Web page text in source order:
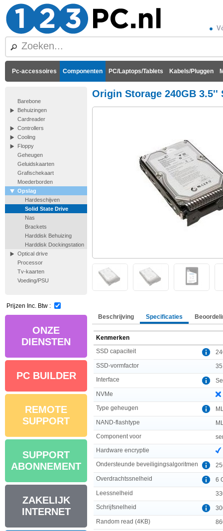
Pc-accessoires Componenten PC/Laptops/Tablets Kabels/Pluggen
Barebone
Behuizingen
Cardreader
Controllers
Cooling
Floppy
Geheugen
Geluidskaarten
Grafischekaart
Moederborden
Opslag
Hardeschijven
Solid State Drive
Nas
Brackets
Harddisk Behuizing
Harddisk Dockingstation
Optical drive
Processor
Tv-kaarten
Voeding/PSU
Prijzen Inc. Btw :
ONZE
DIENSTEN
PC BUILDER
REMOTE
SUPPORT
SUPPORT
ABONNEMENT
ZAKELIJK
INTERNET
Origin Storage 240GB 3.5''
Beschrijving Specificaties
Kenmerken
SSD capaciteit
SSD-vormfactor
35
Interface
NVMe
Type geheugen
NAND-flashtype
Component voor
Hardware encryptie
Ondersteunde beveiligingsalgoritmen
Overdrachtssnelheid
6
Leessnelheid
Schrijfsnelheid
Random read (4KB)